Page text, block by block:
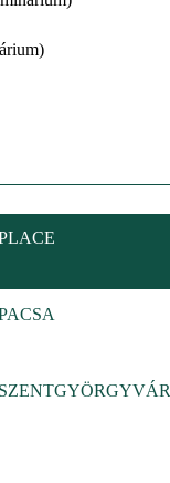
SZENTGYÖRGYVÁR